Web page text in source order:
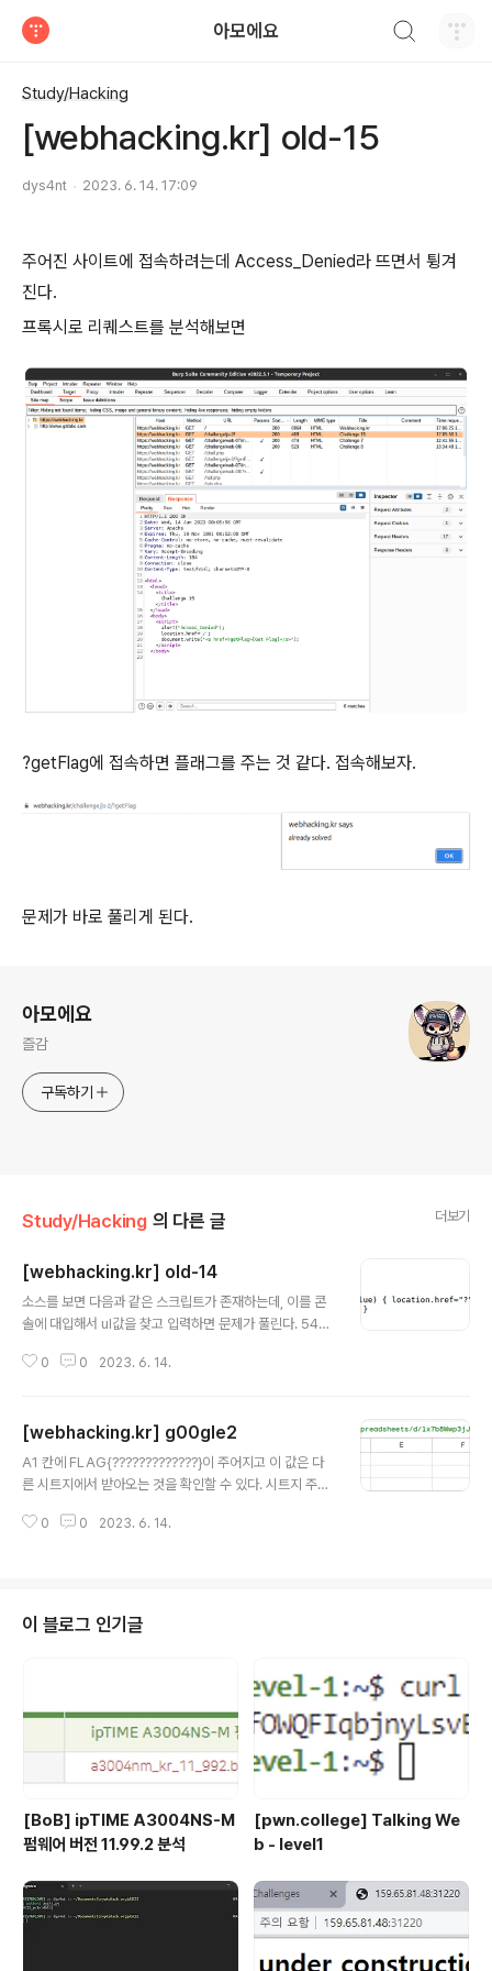
아모에요
Study/Hacking
[webhacking.kr] old-15
dys4nt 2023. 6. 14. 17:09
주어진 사이트에 접속하려는데 Access_Denied라 뜨면서 튕겨
진다.
프록시로 리퀘스트를 분석해보면
?getFlag에 접속하면 플래그를 주는 것 같다. 접속해보자.
문제가 바로 풀리게 된다.
아모에요
즐감
구독하기
Study/Hacking 의 다른 글 더보기
[webhacking.kr] old-14
소스를 보면 다음과 같은 스크립트가 존재하는데, 이를 콘
솔에 대입해서 ul값을 찾고 입력하면 문제가 풀린다. 540
0 0 2023. 6. 14.
[webhacking.kr] g00gle2
A1 칸에 FLAG{?????????????}이 주어지고 이 값은 다
른 시트지에서 받아오는 것을 확인할 수 있다. 시트지 주소
오는 와중에 평문으로 데이터를 받아왔을 것을 예상해서
0 0 2023. 6. 14.
이 블로그 인기글
[BoB] ipTIME A3004NS-M
펌웨어 버전 11.99.2 분석
[pwn.college] Talking We
b - level1